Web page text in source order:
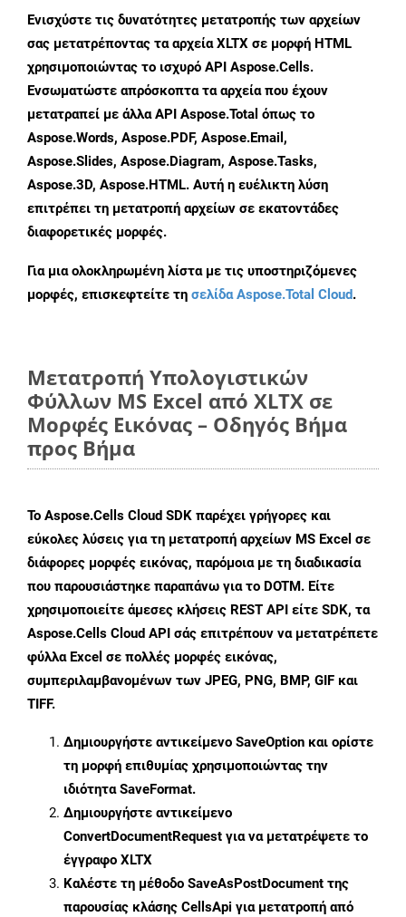
Ενισχύστε τις δυνατότητες μετατροπής των αρχείων
σας μετατρέποντας τα αρχεία XLTX σε μορφή HTML
χρησιμοποιώντας το ισχυρό API Aspose.Cells.
Ενσωματώστε απρόσκοπτα τα αρχεία που έχουν
μετατραπεί με άλλα API Aspose.Total όπως το
Aspose.Words, Aspose.PDF, Aspose.Email,
Aspose.Slides, Aspose.Diagram, Aspose.Tasks,
Aspose.3D, Aspose.HTML. Αυτή η ευέλικτη λύση
επιτρέπει τη μετατροπή αρχείων σε εκατοντάδες
διαφορετικές μορφές.
Για μια ολοκληρωμένη λίστα με τις υποστηριζόμενες
μορφές, επισκεφτείτε τη σελίδα Aspose.Total Cloud.
Μετατροπή Υπολογιστικών
Φύλλων MS Excel από XLTX σε
Μορφές Εικόνας – Οδηγός Βήμα
προς Βήμα
Το Aspose.Cells Cloud SDK παρέχει γρήγορες και
εύκολες λύσεις για τη μετατροπή αρχείων MS Excel σε
διάφορες μορφές εικόνας, παρόμοια με τη διαδικασία
που παρουσιάστηκε παραπάνω για το DOTM. Είτε
χρησιμοποιείτε άμεσες κλήσεις REST API είτε SDK, τα
Aspose.Cells Cloud API σάς επιτρέπουν να μετατρέπετε
φύλλα Excel σε πολλές μορφές εικόνας,
συμπεριλαμβανομένων των JPEG, PNG, BMP, GIF και
TIFF.
Δημιουργήστε αντικείμενο SaveOption και ορίστε
τη μορφή επιθυμίας χρησιμοποιώντας την
ιδιότηταSaveFormat.
Δημιουργήστε αντικείμενο
ConvertDocumentRequest για να μετατρέψετε το
έγγραφο XLTX
Καλέστε τη μέθοδο SaveAsPostDocument της
παρουσίας κλάσης CellsApi για μετατροπή από